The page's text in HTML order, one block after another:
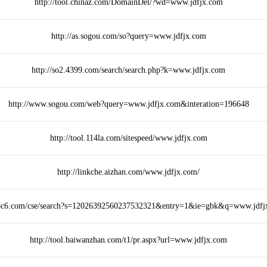
http://tool.chinaz.com/DomainDel/?wd=www.jdfjx.com
http://as.sogou.com/so?query=www.jdfjx.com
http://so2.4399.com/search/search.php?k=www.jdfjx.com
http://www.sogou.com/web?query=www.jdfjx.com&interation=196648
http://tool.114la.com/sitespeed/www.jdfjx.com
http://linkche.aizhan.com/www.jdfjx.com/
cse/
http://tool.baiwanzhan.com/t1/pr.aspx?url=www.jdfjx.com